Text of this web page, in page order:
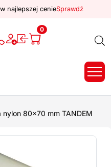
najlepszej cenieSprawdź
0
nylon 80×70 mm TANDEM